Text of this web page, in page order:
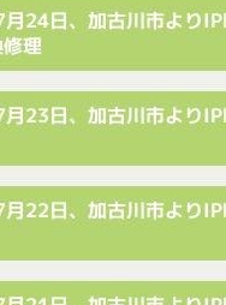
24日、加古川市より
理
23日、加古川市より
22日、加古川市より